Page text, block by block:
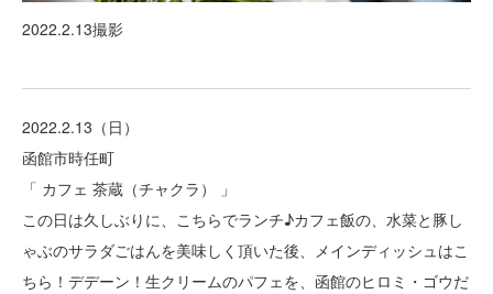
2022.2.13撮影
2022.2.13（日）
函館市時任町
「 カフェ 茶蔵（チャクラ） 」
この日は久しぶりに、こちらでランチ♪カフェ飯の、水菜と豚し
ゃぶのサラダごはんを美味しく頂いた後、メインディッシュはこ
ちら！デデーン！生クリームのパフェを、函館のヒロミ・ゴウだ